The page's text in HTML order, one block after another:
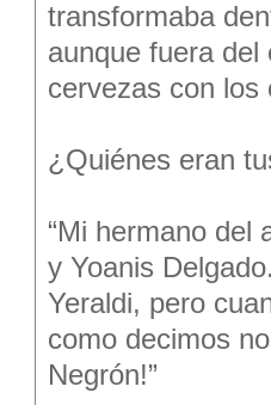
transformaba
aunque fuera
cervezas con los
¿Quiénes eran
“Mi hermano del
y Yoanis
Yeraldi, pero
como decimos
Negrón!”